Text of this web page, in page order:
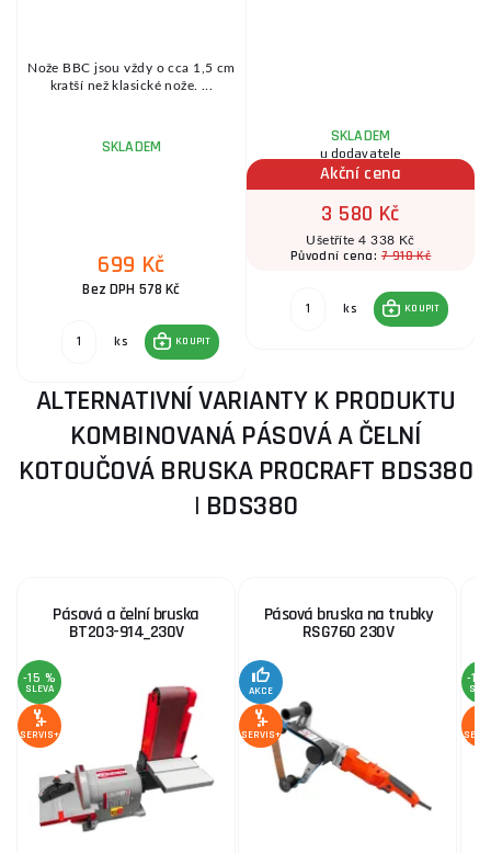
Nože BBC jsou vždy o cca 1,5 cm
kratší než klasické nože. ...
SKLADEM
699 Kč
Bez DPH 578 Kč
ks KOUPIT
SKLADEM
u dodavatele
Akční cena
3 580 Kč
Ušetříte 4 338 Kč
Původní cena:7 918 Kč
ks KOUPIT
ALTERNATIVNÍ VARIANTY K PRODUKTU
KOMBINOVANÁ PÁSOVÁ A ČELNÍ
KOTOUČOVÁ BRUSKA PROCRAFT BDS380
| BDS380
Pásová a čelní bruska
BT203-914_230V
-15 %
SLEVA
SERVIS+
Pásová bruska na trubky
RSG760 230V
AKCE
SERVIS+
-15